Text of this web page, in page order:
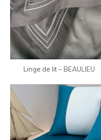
Linge de lit – BEAULIEU